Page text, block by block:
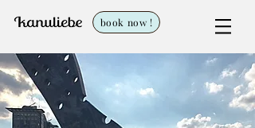
book now !